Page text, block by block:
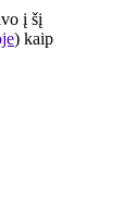
į šį
) kaip